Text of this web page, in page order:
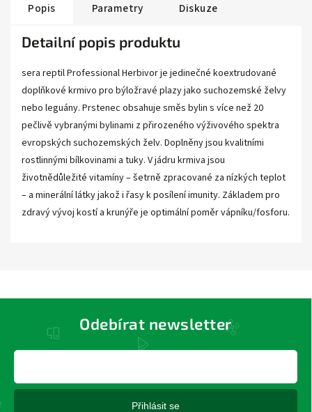
Popis Parametry Diskuze
Detailní popis produktu
sera reptil Professional Herbivor je jedinečné koextrudované
doplňkové krmivo pro býložravé plazy jako suchozemské želvy
nebo leguány. Prstenec obsahuje směs bylin s více než 20
pečlivě vybranými bylinami z přirozeného výživového spektra
evropských suchozemských želv. Doplněny jsou kvalitními
rostlinnými bílkovinami a tuky. V jádru krmiva jsou
životnědůležité vitamíny – šetrně zpracované za nízkých teplot
– a minerální látky jakož i řasy k posílení imunity. Základem pro
zdravý vývoj kostí a krunýře je optimální poměr vápníku/fosforu.
Odebírat newsletter
Přihlásit se